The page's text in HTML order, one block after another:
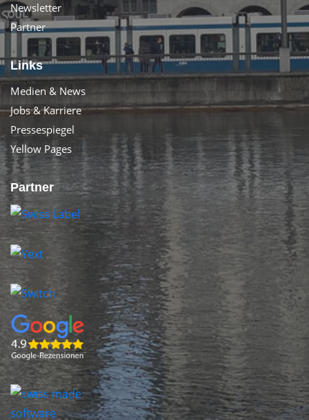
Newsletter
Partner
Links
Medien & News
Jobs & Karriere
Pressespiegel
Yellow Pages
Partner